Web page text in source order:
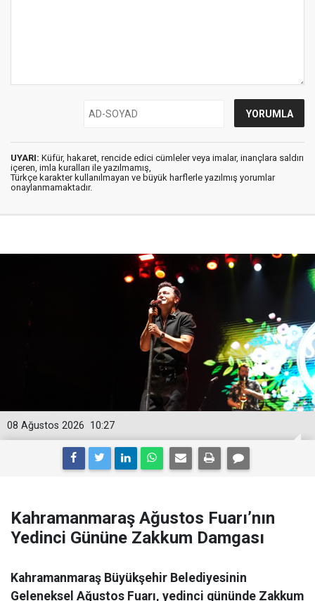
UYARI: Küfür, hakaret, rencide edici cümleler veya imalar, inançlara saldırı
içeren, imla kuralları ile yazılmamış,
Türkçe karakter kullanılmayan ve büyük harflerle yazılmış yorumlar
onaylanmamaktadır.
10:27
08 Ağustos 2026
Kahramanmaraş Ağustos Fuarı’nın
Yedinci Gününe Zakkum Damgası
Kahramanmaraş Büyükşehir Belediyesinin
Geleneksel Ağustos Fuarı, yedinci gününde Zakkum